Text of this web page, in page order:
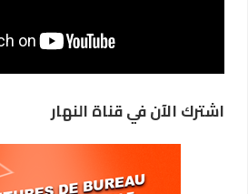
اشترك الآن في قناة النهار